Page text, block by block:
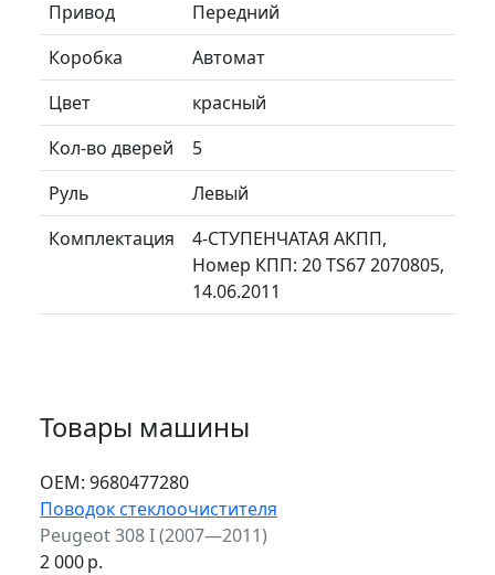
Привод
Передний
Коробка
Автомат
Цвет
красный
Кол-во дверей
5
Руль
Левый
Комплектация
4-СТУПЕНЧАТАЯ АКПП,
Номер КПП: 20 TS67 2070805,
14.06.2011
Товары машины
ОЕМ: 9680477280
Поводок стеклоочистителя
Peugeot 308 I (2007—2011)
2 000р.